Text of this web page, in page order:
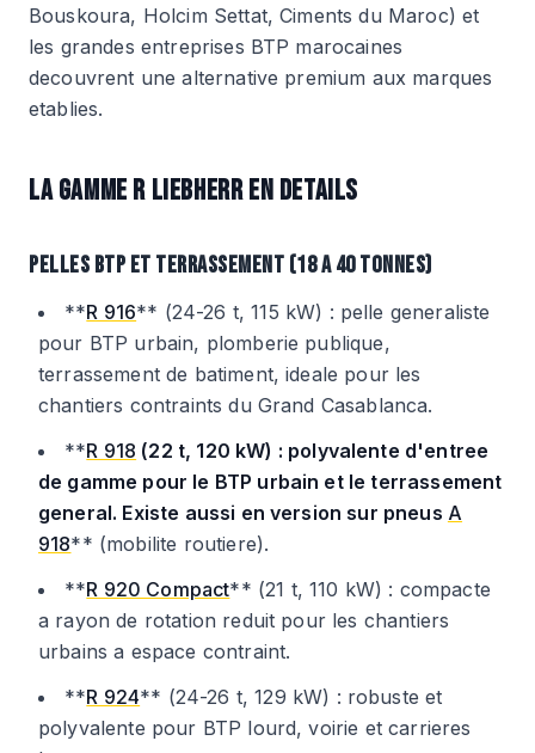
Bouskoura, Holcim Settat, Ciments du Maroc) et
les grandes entreprises BTP marocaines
decouvrent une alternative premium aux marques
etablies.
LA GAMME R LIEBHERR EN DETAILS
PELLES BTP ET TERRASSEMENT (18 A 40 TONNES)
**R 916** (24-26 t, 115 kW) : pelle generaliste
pour BTP urbain, plomberie publique,
terrassement de batiment, ideale pour les
chantiers contraints du Grand Casablanca.
**R 918 (22 t, 120 kW) : polyvalente d'entree
de gamme pour le BTP urbain et le terrassement
general. Existe aussi en version sur pneus A
918** (mobilite routiere).
**R 920 Compact** (21 t, 110 kW) : compacte
a rayon de rotation reduit pour les chantiers
urbains a espace contraint.
**R 924** (24-26 t, 129 kW) : robuste et
polyvalente pour BTP lourd, voirie et carrieres